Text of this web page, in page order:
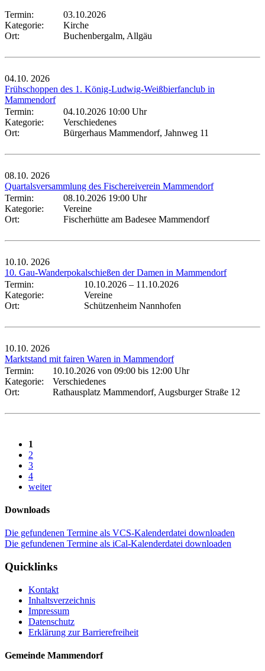
Termin:
03.10.2026
Kategorie:
Kirche
Ort:
Buchenbergalm, Allgäu
04.10. 2026
Frühschoppen des 1. König-Ludwig-Weißbierfanclub in
Mammendorf
Termin:
04.10.2026 10:00 Uhr
Kategorie:
Verschiedenes
Ort:
Bürgerhaus Mammendorf, Jahnweg 11
08.10. 2026
Quartalsversammlung des Fischereiverein Mammendorf
Termin:
08.10.2026 19:00 Uhr
Kategorie:
Vereine
Ort:
Fischerhütte am Badesee Mammendorf
10.10. 2026
10. Gau-Wanderpokalschießen der Damen in Mammendorf
Termin:
10.10.2026 – 11.10.2026
Kategorie:
Vereine
Ort:
Schützenheim Nannhofen
10.10. 2026
Marktstand mit fairen Waren in Mammendorf
Termin:
10.10.2026 von 09:00 bis 12:00 Uhr
Kategorie:
Verschiedenes
Ort:
Rathausplatz Mammendorf, Augsburger Straße 12
1
2
3
4
weiter
Downloads
Die gefundenen Termine als VCS-Kalenderdatei downloaden
Die gefundenen Termine als iCal-Kalenderdatei downloaden
Quicklinks
Kontakt
Inhaltsverzeichnis
Impressum
Datenschutz
Erklärung zur Barrierefreiheit
Gemeinde Mammendorf